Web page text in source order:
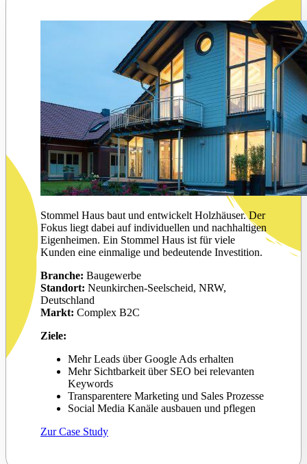
Stommel Haus baut und entwickelt Holzhäuser. Der
Fokus liegt dabei auf individuellen und nachhaltigen
Eigenheimen. Ein Stommel Haus ist für viele
Kunden eine einmalige und bedeutende Investition.
Branche: Baugewerbe
Standort: Neunkirchen-Seelscheid, NRW,
Deutschland
Markt: Complex B2C
Ziele:
Mehr Leads über Google Ads erhalten
Mehr Sichtbarkeit über SEO bei relevanten
Keywords
Transparentere Marketing und Sales Prozesse
Social Media Kanäle ausbauen und pflegen
Zur Case Study